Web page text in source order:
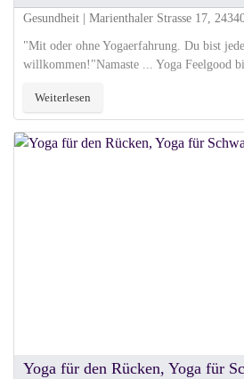
Gesundheit | Marienthaler Strasse 17,
"Mit oder ohne Yogaerfahrung. Du bist
willkommen!"Namaste ... Yoga Feelgood
Weiterlesen
Yoga für den Rücken, Yoga für